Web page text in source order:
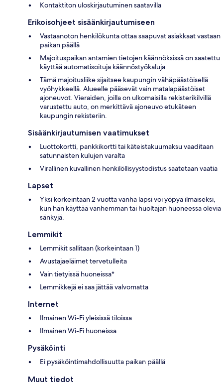
Kontaktiton uloskirjautuminen saatavilla
Erikoisohjeet sisäänkirjautumiseen
Vastaanoton henkilökunta ottaa saapuvat asiakkaat vastaan
paikan päällä
Majoituspaikan antamien tietojen käännöksissä on saatettu
käyttää automatisoituja käännöstyökaluja
Tämä majoitusliike sijaitsee kaupungin vähäpäästöisellä
vyöhykkeellä. Alueelle pääsevät vain matalapäästöiset
ajoneuvot. Vieraiden, joilla on ulkomaisilla rekisterikilvillä
varustettu auto, on merkittävä ajoneuvo etukäteen
kaupungin rekisteriin.
Sisäänkirjautumisen vaatimukset
Luottokortti, pankkikortti tai käteistakuumaksu vaaditaan
satunnaisten kulujen varalta
Virallinen kuvallinen henkilöllisyystodistus saatetaan vaatia
Lapset
Yksi korkeintaan 2 vuotta vanha lapsi voi yöpyä ilmaiseksi,
kun hän käyttää vanhemman tai huoltajan huoneessa olevia
sänkyjä.
Lemmikit
Lemmikit sallitaan (korkeintaan 1)
Avustajaeläimet tervetulleita
Vain tietyissä huoneissa*
Lemmikkejä ei saa jättää valvomatta
Internet
Ilmainen Wi-Fi yleisissä tiloissa
Ilmainen Wi-Fi huoneissa
Pysäköinti
Ei pysäköintimahdollisuutta paikan päällä
Muut tiedot